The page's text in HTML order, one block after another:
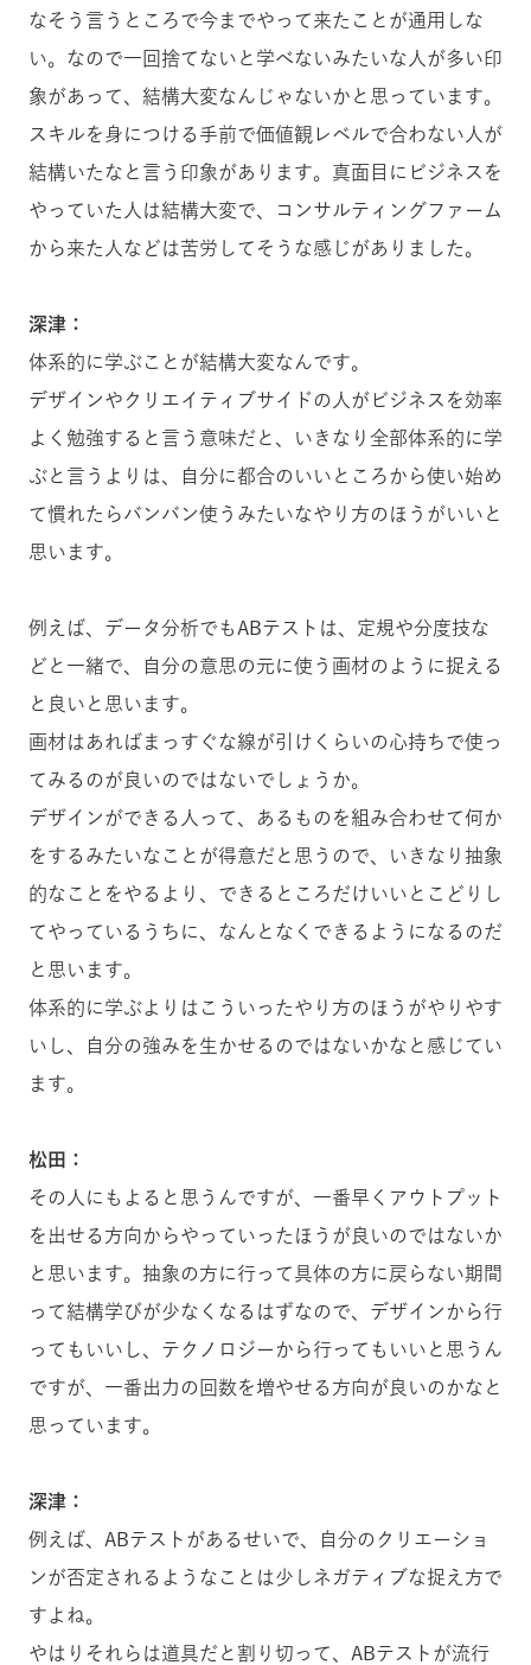
なそう言うところで今までやって来たことが通用しな
い。なので一回捨てないと学べないみたいな人が多い印
象があって、結構大変なんじゃないかと思っています。
スキルを身につける手前で価値観レベルで合わない人が
結構いたなと言う印象があります。真面目にビジネスを
やっていた人は結構大変で、コンサルティングファーム
から来た人などは苦労してそうな感じがありました。
深津：
体系的に学ぶことが結構大変なんです。
デザインやクリエイティブサイドの人がビジネスを効率
よく勉強すると言う意味だと、いきなり全部体系的に学
ぶと言うよりは、自分に都合のいいところから使い始め
て慣れたらバンバン使うみたいなやり方のほうがいいと
思います。
例えば、データ分析でもABテストは、定規や分度技な
どと一緒で、自分の意思の元に使う画材のように捉える
と良いと思います。
画材はあればまっすぐな線が引けくらいの心持ちで使っ
てみるのが良いのではないでしょうか。
デザインができる人って、あるものを組み合わせて何か
をするみたいなことが得意だと思うので、いきなり抽象
的なことをやるより、できるところだけいいとこどりし
てやっているうちに、なんとなくできるようになるのだ
と思います。
体系的に学ぶよりはこういったやり方のほうがやりやす
いし、自分の強みを生かせるのではないかなと感じてい
ます。
松田：
その人にもよると思うんですが、一番早くアウトプット
を出せる方向からやっていったほうが良いのではないか
と思います。抽象の方に行って具体の方に戻らない期間
って結構学びが少なくなるはずなので、デザインから行
ってもいいし、テクノロジーから行ってもいいと思うん
ですが、一番出力の回数を増やせる方向が良いのかなと
思っています。
深津：
例えば、ABテストがあるせいで、自分のクリエーショ
ンが否定されるようなことは少しネガティブな捉え方で
すよね。
やはりそれらは道具だと割り切って、ABテストが流行